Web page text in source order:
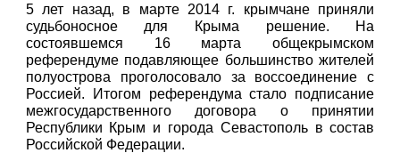
5 лет назад, в марте 2014 г. крымчане приняли
судьбоносное для Крыма решение. На
состоявшемся 16 марта общекрымском
референдуме подавляющее большинство жителей
полуострова проголосовало за воссоединение с
Россией. Итогом референдума стало подписание
межгосударственного договора о принятии
Республики Крым и города Севастополь в состав
Российской Федерации.